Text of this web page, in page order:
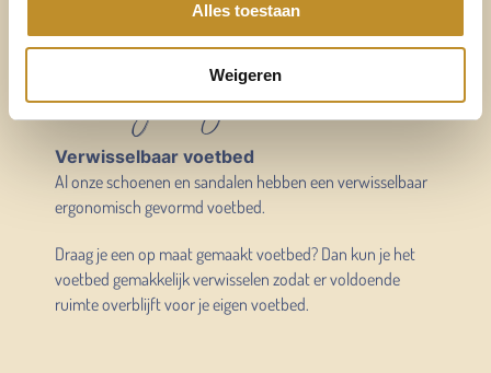
Alles toestaan
Weigeren
Altijd voldoende ruimte
voor mijn eigen voetbed
Verwisselbaar voetbed
Al onze schoenen en sandalen hebben een verwisselbaar
ergonomisch gevormd voetbed.
Draag je een op maat gemaakt voetbed? Dan kun je het
voetbed gemakkelijk verwisselen zodat er voldoende
ruimte overblijft voor je eigen voetbed.